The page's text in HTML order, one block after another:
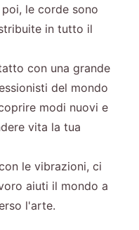
le corde sono
in tutto il
con una grande
del mondo
modi nuovi e
vita la tua
le vibrazioni, ci
aiuti il mondo a
l'arte.